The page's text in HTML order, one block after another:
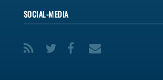
SOCIAL-MEDIA